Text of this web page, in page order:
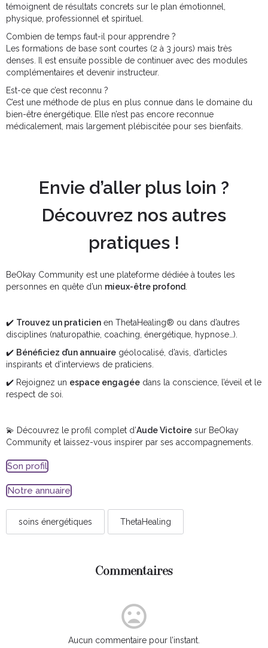
témoignent de résultats concrets sur le plan émotionnel,
physique, professionnel et spirituel.
Combien de temps faut-il pour apprendre ?
Les formations de base sont courtes (2 à 3 jours) mais très
denses. Il est ensuite possible de continuer avec des modules
complémentaires et devenir instructeur.
Est-ce que c’est reconnu ?
C’est une méthode de plus en plus connue dans le domaine du
bien-être énergétique. Elle n’est pas encore reconnue
médicalement, mais largement plébiscitée pour ses bienfaits.
Envie d’aller plus loin ?
Découvrez nos autres
pratiques !
BeOkay Community est une plateforme dédiée à toutes les
personnes en quête d’un mieux-être profond
✔️ Trouvez un praticien en ThetaHealing® ou dans d’autres
disciplines (naturopathie, coaching, énergétique, hypnose…).
✔️ Bénéficiez d’un annuaire géolocalisé, d’avis, d’articles
inspirants et d’interviews de praticiens.
✔️ Rejoignez un espace engagée dans la conscience, l’éveil et le
respect de soi.
💫 Découvrez le profil complet d’Aude Victoire sur BeOkay
Community et laissez-vous inspirer par ses accompagnements.
Son profil
Notre annuaire
soins énergétiques ThetaHealing
Commentaires
Aucun commentaire pour l’instant.